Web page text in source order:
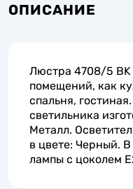
ОПИСАНИЕ
Люстра 4708/5 BK
помещений, как
спальня,
светильника
Металл.
в цвете: Черный.
лампы с цоколем